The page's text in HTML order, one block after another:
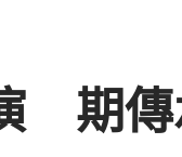
期